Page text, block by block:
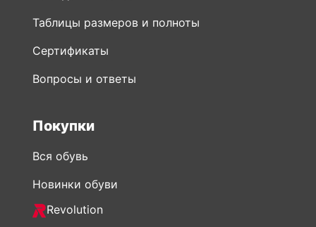
Вопросы и ответы
Новинки обуви
Revolution
Распродажа обуви
Мужская обувь